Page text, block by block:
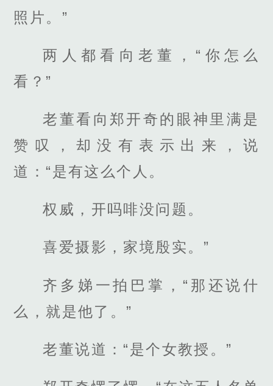
照片。”
两人都看向老董，“你怎么
看？”
老董看向郑开奇的眼神里满是
赞叹，却没有表示出来，说
道：“是有这么个人。
权威，开吗啡没问题。
喜爱摄影，家境殷实。”
齐多娣一拍巴掌，“那还说什
么，就是他了。”
老董说道：“是个女教授。”